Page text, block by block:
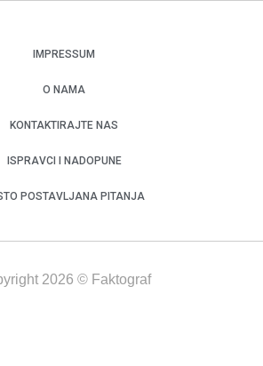
IMPRESSUM
O NAMA
KONTAKTIRAJTE NAS
ISPRAVCI I NADOPUNE
POSTAVLJANA PITANJA
2026 © Faktograf